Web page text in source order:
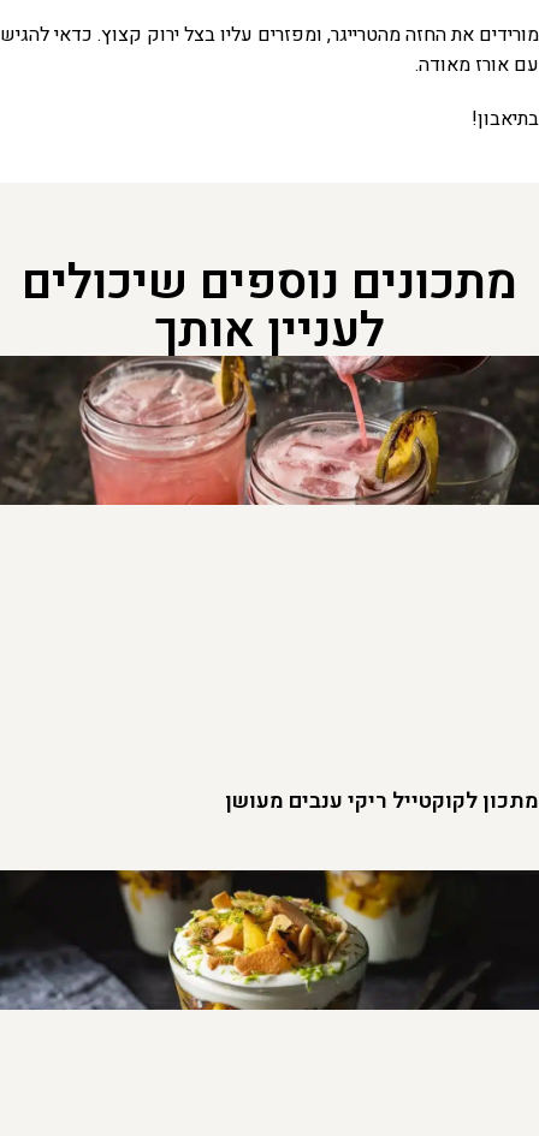
מורידים את החזה מהטרייגר, ומפזרים עליו בצל ירוק קצוץ. כדאי להגיש
עם אורז מאודה.
בתיאבון!​
מתכונים נוספים שיכולים
לעניין אותך
מתכון לקוקטייל ריקי ענבים מעושן